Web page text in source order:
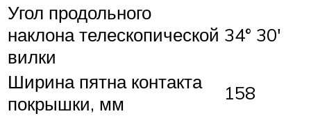
Угол продольного
наклона телескопической
вилки
34° 30′
Ширина пятна контакта
покрышки, мм
158